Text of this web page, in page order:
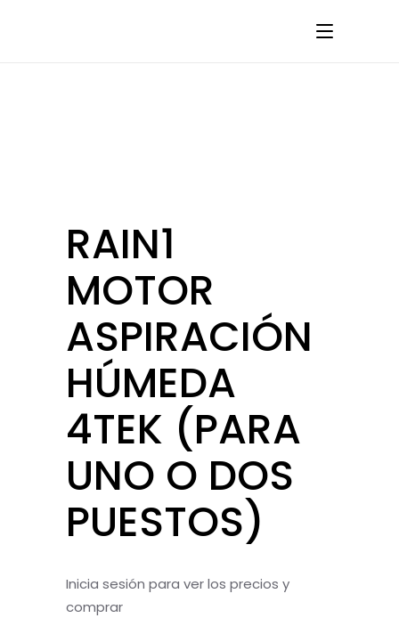
RAIN1
MOTOR
ASPIRACIÓN
HÚMEDA
4TEK (PARA
UNO O DOS
PUESTOS)
Inicia sesión para ver los precios y
comprar